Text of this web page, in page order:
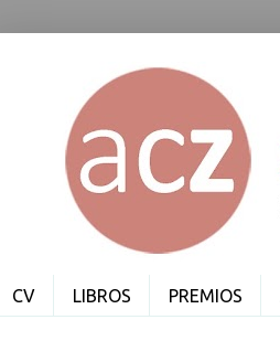
CV LIBROS PREMIOS